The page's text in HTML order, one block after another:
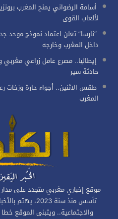
أسامة الرضواني يمنح المغرب
لألعاب القوى
“نارسا” تعلن اعتماد نموذج موحد
داخل المغرب وخارجه
إيطاليا.. مصرع عامل زراعي مغربي
حادثة سير
طقس الاثنين.. أجواء حارة وزخات
المغرب
تأسس منذ سنة
والاجتماعية.. ويتبنى الموقع خطا